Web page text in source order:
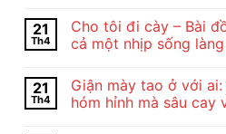
Và
Nghệ
Thuật
Con
Cò
Của
bình
luận
ở
Bài
Thơ
Con
21
Th4
Cho tôi đi cày – Bài
cả một nhịp sống
bình
luận
ở
21
Th4
Giận mày tao ở với
hóm hỉnh mà sâu cay